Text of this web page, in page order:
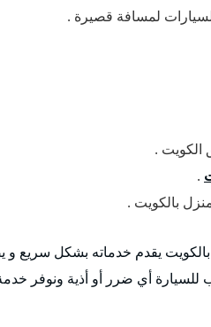
.
بالكويت .
يقدم خدماته بشكل سريع و
للسيارة أي ضرر أو أذية ونوفر